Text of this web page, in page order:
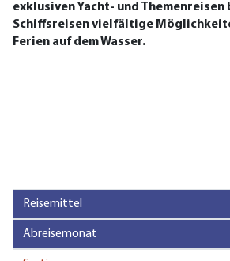
exklusiven Yacht- und
Schiffsreisen vielfältige
Ferien auf dem Wasser.